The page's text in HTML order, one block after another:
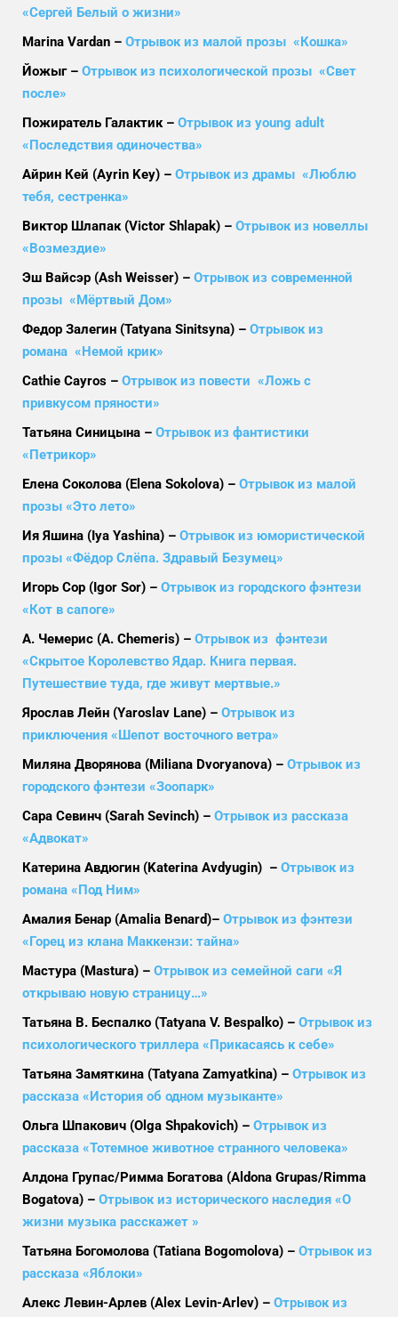
«Сергей Белый о жизни»
Marina Vardan – Отрывок из малой прозы «Кошка»
Йожыг – Отрывок из психологической прозы «Свет
после»
Пожиратель Галактик – Отрывок из young adult
«Последствия одиночества»
Айрин Кей (Ayrin Key) – Отрывок из драмы «Люблю
тебя, сестренка»
Виктор Шлапак (Victor Shlapak) – Отрывок из новеллы
«Возмездие»
Эш Вайсэр (Ash Weisser) – Отрывок из современной
прозы «Мёртвый Дом»
Федор Залегин (Tatyana Sinitsyna) – Отрывок из
романа «Немой крик»
Cathie Cayros – Отрывок из повести «Ложь с
привкусом пряности»
Татьяна Синицына – Отрывок из фантистики
«Петрикор»
Елена Соколова (Elena Sokolova) – Отрывок из малой
прозы «Это лето»
Ия Яшина (Iya Yashina) – Отрывок из юмористической
прозы «Фёдор Слёпа. Здравый Безумец»
Игорь Сор (Igor Sor) – Отрывок из городского фэнтези
«Кот в сапоге»
А. Чемерис (A. Chemeris) – Отрывок из фэнтези
«Скрытое Королевство Ядар. Книга первая.
Путешествие туда, где живут мертвые.»
Ярослав Лейн (Yaroslav Lane) – Отрывок из
приключения «Шепот восточного ветра»
Миляна Дворянова (Miliana Dvoryanova) – Отрывок из
городского фэнтези «Зоопарк»
Сара Севинч (Sarah Sevinch) – Отрывок из рассказа
«Адвокат»
Катерина Авдюгин (Katerina Avdyugin) – Отрывок из
романа «Под Ним»
Амалия Бенар (Amalia Benard)– Отрывок из фэнтези
«Горец из клана Маккензи: тайна»
Мастура (Mastura) – Отрывок из семейной саги «Я
открываю новую страницу…»
Татьяна В. Беспалко (Tatyana V. Bespalko) – Отрывок из
психологического триллера «Прикасаясь к себе»
Татьяна Замяткина (Tatyana Zamyatkina) – Отрывок из
рассказа «История об одном музыканте»
Ольга Шпакович (Olga Shpakovich) – Отрывок из
рассказа «Тотемное животное странного человека»
Алдона Групас/Римма Богатова (Aldona Grupas/Rimma
Bogatova) – Отрывок из исторического наследия «О
жизни музыка расскажет »
Татьяна Богомолова (Tatiana Bogomolova) – Отрывок из
рассказа «Яблоки»
Алекс Левин-Арлев (Alex Levin-Arlev) – Отрывок из